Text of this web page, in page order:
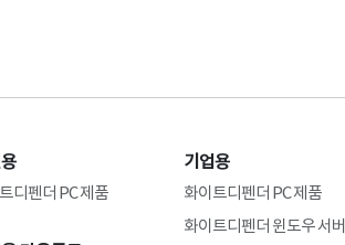
디펜더 PC 제품
기업용
화이트디펜더 PC 제품
화이트디펜더 윈도우 서버